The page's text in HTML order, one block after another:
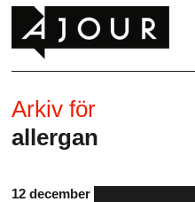
Arkiv för
allergan
12 december